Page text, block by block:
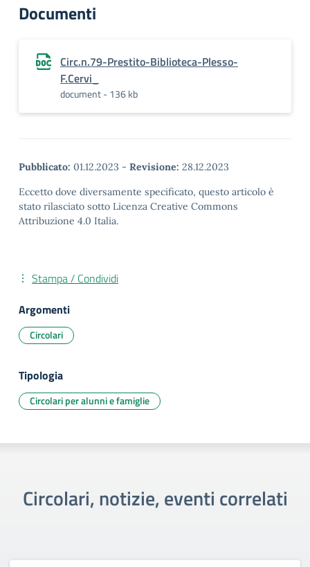
Documenti
Circ.n.79-Prestito-Biblioteca-Plesso-
F.Cervi_
document - 136 kb
Pubblicato: 01.12.2023 - Revisione: 28.12.2023
Eccetto dove diversamente specificato, questo articolo è
stato rilasciato sotto Licenza Creative Commons
Attribuzione 4.0 Italia.
Stampa / Condividi
Argomenti
Circolari
Tipologia
Circolari per alunni e famiglie
Circolari, notizie, eventi correlati